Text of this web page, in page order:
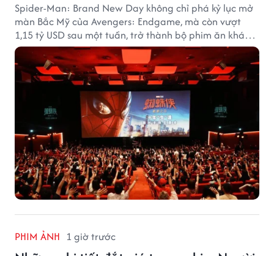
Spider-Man: Brand New Day không chỉ phá kỷ lục mở
màn Bắc Mỹ của Avengers: Endgame, mà còn vượt
1,15 tỷ USD sau một tuần, trở thành bộ phim ăn khách
nhất năm 2026.
PHIM ẢNH 1 giờ trước